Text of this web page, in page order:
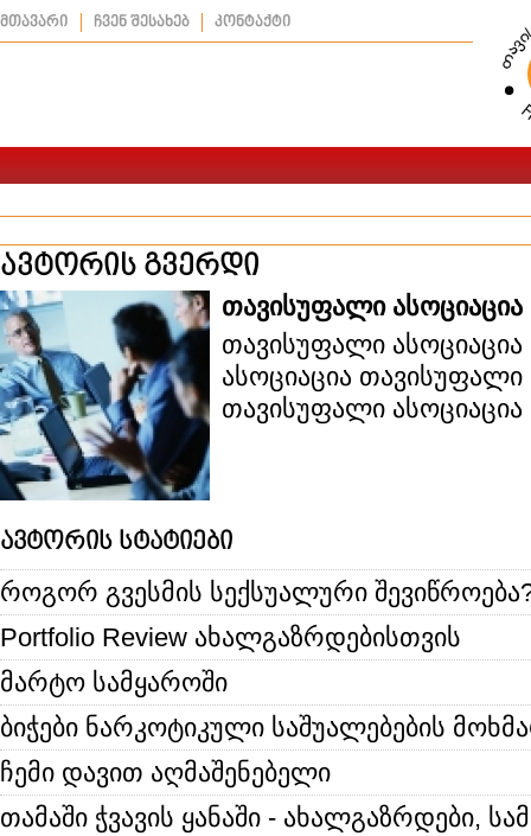
მთავარი ჩვენ შესახებ კონტაქტი
ავტორის გვერდი
თავისუფალი ასოციაცია
თავისუფალი
ასოციაცია თავისუფალი
თავისუფალი ასოციაცია
ავტორის სტატიები
როგორ გვესმის სექსუალური
Portfolio Review ახალგაზრდებისთვის
მარტო სამყაროში
ბიჭები ნარკოტიკული საშუალებების
ჩემი დავით აღმაშენებელი
თამაში ჭვავის ყანაში - ახალგაზრდები,